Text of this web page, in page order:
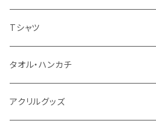
扇風機
うちわ
猛暑グッズ
Tシャツ
カスタムプリントTシャツ（国内プリント）
イージーオーダーTシャツ（海外生産）
タオル・ハンカチ
名入れタオル
アクリルグッズ